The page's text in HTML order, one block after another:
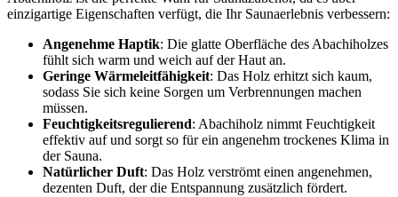
einzigartige Eigenschaften verfügt, die Ihr Saunaerlebnis verbessern:
Angenehme Haptik: Die glatte Oberfläche des Abachiholzes
fühlt sich warm und weich auf der Haut an.
Geringe Wärmeleitfähigkeit: Das Holz erhitzt sich kaum,
sodass Sie sich keine Sorgen um Verbrennungen machen
müssen.
Feuchtigkeitsregulierend: Abachiholz nimmt Feuchtigkeit
effektiv auf und sorgt so für ein angenehm trockenes Klima in
der Sauna.
Natürlicher Duft: Das Holz verströmt einen angenehmen,
dezenten Duft, der die Entspannung zusätzlich fördert.